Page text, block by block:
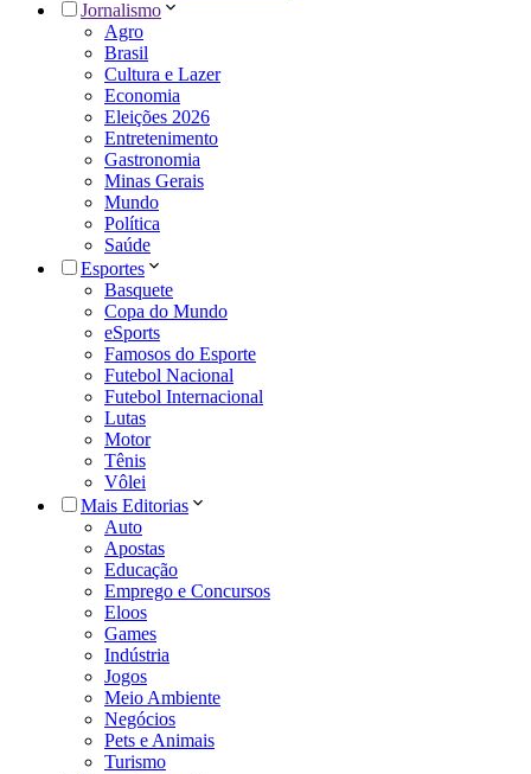
Jornalismo
Agro
Brasil
Cultura e Lazer
Economia
Eleições 2026
Entretenimento
Gastronomia
Minas Gerais
Mundo
Política
Saúde
Esportes
Basquete
Copa do Mundo
eSports
Famosos do Esporte
Futebol Nacional
Futebol Internacional
Lutas
Motor
Tênis
Vôlei
Mais Editorias
Auto
Apostas
Educação
Emprego e Concursos
Eloos
Games
Indústria
Jogos
Meio Ambiente
Negócios
Pets e Animais
Turismo